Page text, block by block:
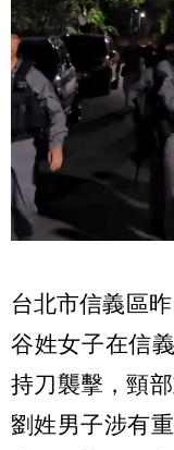
台北市信義區
谷姓女子在信
持刀襲擊，頸
劉姓男子涉有